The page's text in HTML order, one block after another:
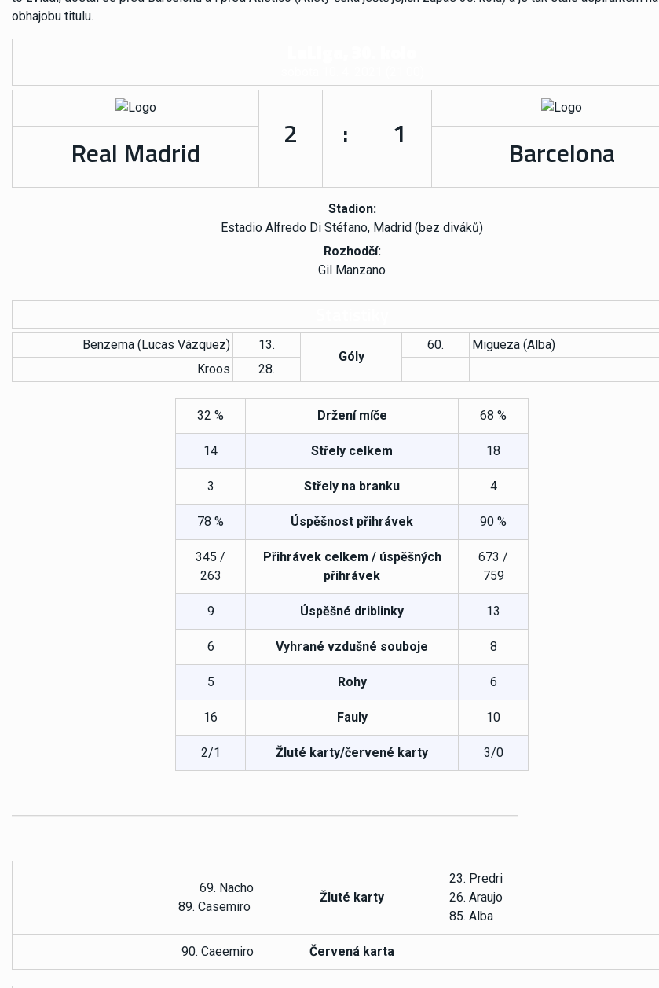
obhajobu titulu.
2 : 1
Real Madrid Barcelona
Stadion:
Estadio Alfredo Di Stéfano, Madrid (bez diváků)
Rozhodčí:
Gil Manzano
Benzema (Lucas Vázquez) 13.
Góly
60.
Migueza (Alba)
Kroos
28.
32 % Držení míče 68 %
14 Střely celkem 18
3 Střely na branku 4
78 % Úspěšnost přihrávek 90 %
345 /
263
Přihrávek celkem / úspěšných
přihrávek
673 /
759
9 Úspěšné driblinky 13
6 Vyhrané vzdušné souboje 8
5 Rohy 6
16 Fauly 10
2/1 Žluté karty/červené karty 3/0
69. Nacho
89. Casemiro
Žluté karty
23. Predri
26. Araujo
85. Alba
90. Caeemiro Červená karta